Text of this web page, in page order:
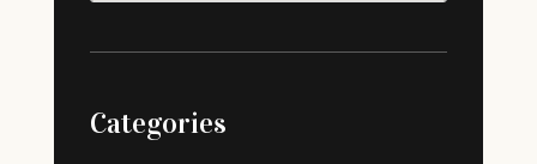
Categories